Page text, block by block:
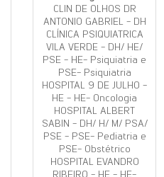
CLIN DE OLHOS DR
ANTONIO GABRIEL - DH
CLÍNICA PSIQUIATRICA
VILA VERDE - DH/ HE/
PSE - HE- Psiquiatria e
PSE- Psiquiatria
HOSPITAL 9 DE JULHO -
HE - HE- Oncologia
HOSPITAL ALBERT
SABIN - DH/ H/ M/ PSA/
PSE - PSE- Pediatria e
PSE- Obstétrico
HOSPITAL EVANDRO
RIBEIRO - HE - HE-